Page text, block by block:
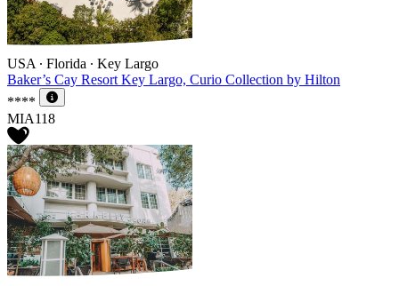
USA ∙ Florida ∙ Key Largo
Baker’s Cay Resort Key Largo, Curio Collection by Hilton
****
MIA118